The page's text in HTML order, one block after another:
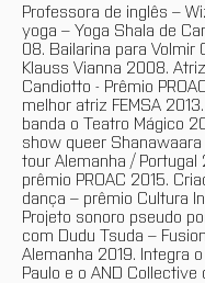
Professora de inglês –
yoga – Yoga Shala de
08. Bailarina para Volmir
Klauss Vianna 2008.
Candiotto - Prêmio
melhor atriz FEMSA
banda o Teatro Mágico
show queer Shanawaara
tour Alemanha / Portugal
prêmio PROAC 2015.
dança – prêmio Cultura
Projeto sonoro pseudo
com Dudu Tsuda –
Alemanha 2019. Integra
Paulo e o AND